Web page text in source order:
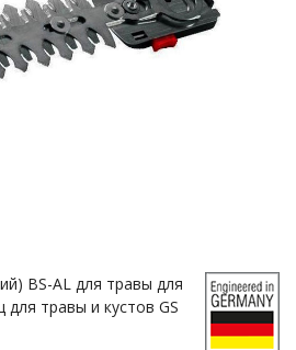
ВS-AL для травы для
травы и кустов GS